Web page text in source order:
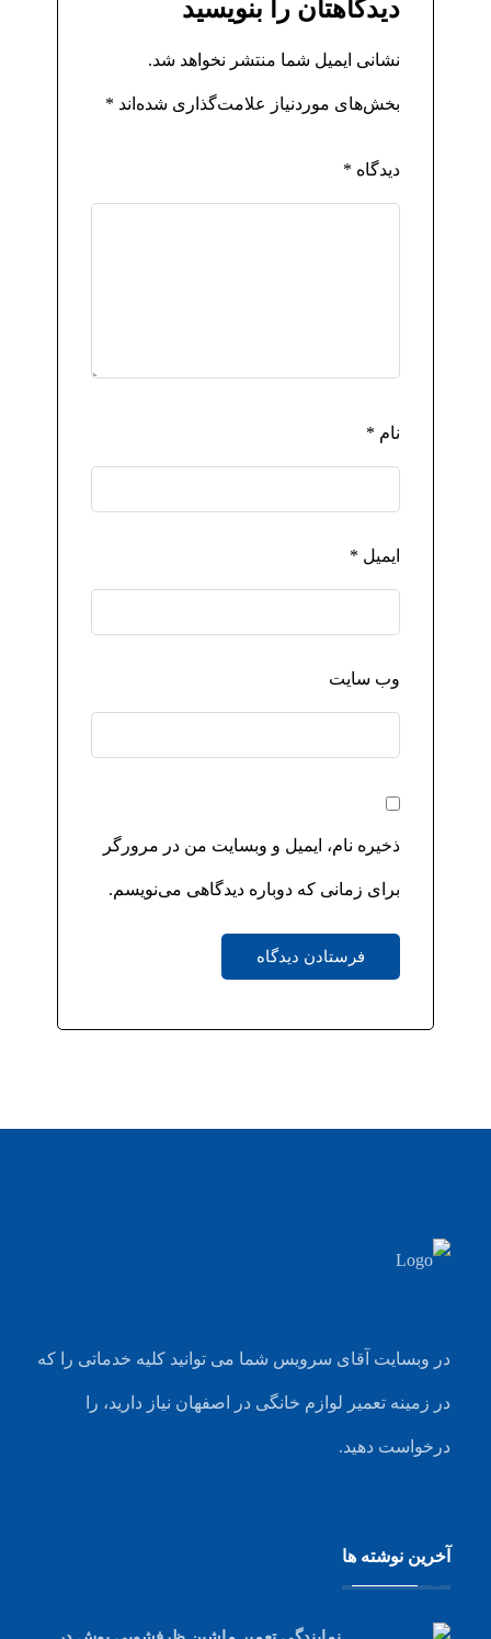
دیدگاهتان را بنویسید
نشانی ایمیل شما منتشر نخواهد شد.
بخش‌های موردنیاز علامت‌گذاری شده‌اند *
دیدگاه *
نام *
ایمیل *
وب‌ سایت
ذخیره نام، ایمیل و وبسایت من در مرورگر
برای زمانی که دوباره دیدگاهی می‌نویسم.
فرستادن دیدگاه
در وبسایت آقای سرویس شما می توانید کلیه خدماتی را که
در زمینه تعمیر لوازم خانگی در اصفهان نیاز دارید، را
درخواست دهید.
آخرین نوشته ها